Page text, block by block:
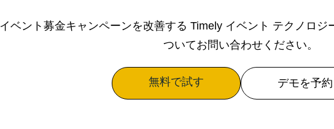
イベント募金キャンペーンを改善する Timely イベント テクノロジ
ついてお問い合わせください。
無料で試す デモを予約